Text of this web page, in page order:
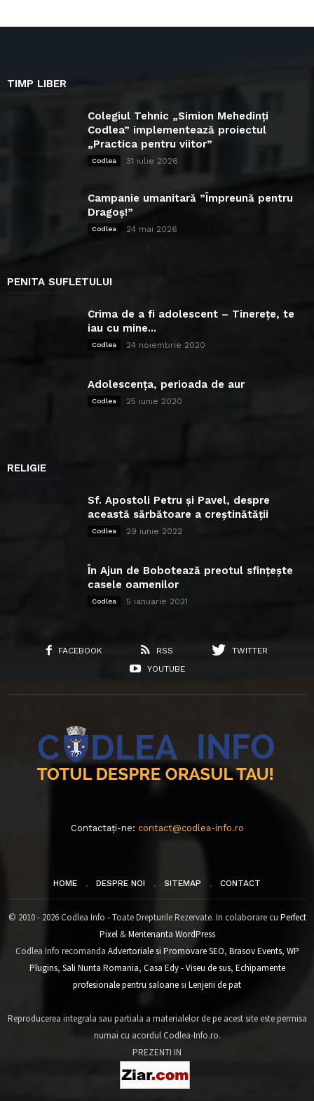
TIMP LIBER
Colegiul Tehnic „Simion Mehedinți
Codlea” implementează proiectul
„Practica pentru viitor”
Codlea 31 iulie 2026
Campanie umanitară ”Împreună pentru
Dragoș!”
Codlea 24 mai 2026
PENITA SUFLETULUI
Crima de a fi adolescent – Tinerețe, te
iau cu mine...
Codlea 24 noiembrie 2020
Adolescența, perioada de aur
Codlea 25 iunie 2020
RELIGIE
Sf. Apostoli Petru și Pavel, despre
această sărbătoare a creștinătății
Codlea 29 iunie 2022
În Ajun de Bobotează preotul sfințește
casele oamenilor
Codlea 5 ianuarie 2021
FACEBOOK RSS
TWITTER
YOUTUBE
Contactați-ne: contact@codlea-info.ro
HOME DESPRE NOI SITEMAP CONTACT
© 2010 - 2026 Codlea Info - Toate Drepturile Rezervate. In colaborare cu Perfect
Pixel&Mentenanta WordPress
Codlea Info recomanda Advertoriale si Promovare SEO, Brasov Events, WP
Plugins, Sali Nunta Romania, Casa Edy - Viseu de sus, Echipamente
profesionale pentru saloanesi Lenjerii de pat
Reproducerea integrala sau partiala a materialelor de pe acest site este permisa
numai cu acordul Codlea-Info.ro.
PREZENTI IN